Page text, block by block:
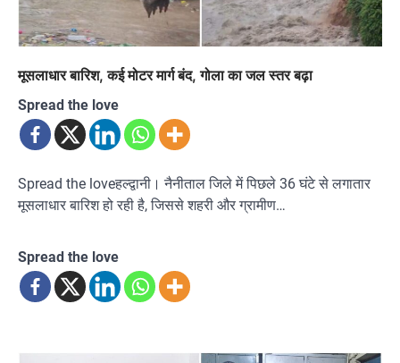
मूसलाधार बारिश, कई मोटर मार्ग बंद, गोला का जल स्तर बढ़ा
Spread the love
Spread the loveहल्द्वानी। नैनीताल जिले में पिछले 36 घंटे से लगातार
मूसलाधार बारिश हो रही है, जिससे शहरी और ग्रामीण…
Spread the love